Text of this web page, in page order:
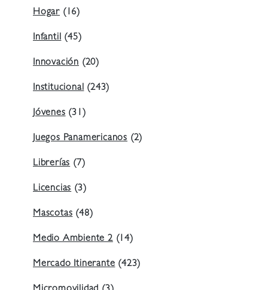
Hogar (16)
Infantil(45)
Innovación (20)
Institucional(243)
Jóvenes(31)
Juegos Panamericanos (2)
Librerías(7)
Licencias(3)
Mascotas(48)
Medio Ambiente 2(14)
Mercado Itinerante(423)